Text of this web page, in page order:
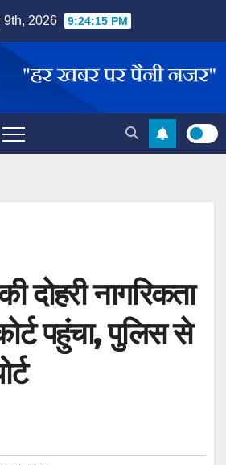
9th, 2026 9:24:15 PM
दोहरी नागरिकता
पहुंचा, पुलिस से